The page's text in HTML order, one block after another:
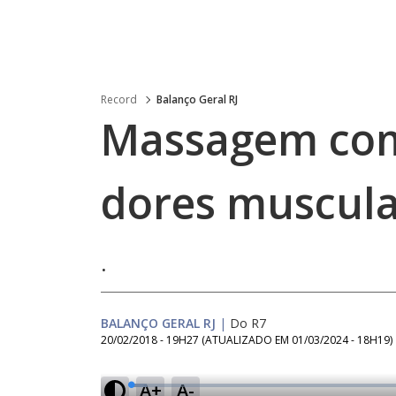
Record Balanço Geral RJ
Massagem
dores
.
BALANÇO GERAL RJ | Do R7
20/02/2018 - 19H27 (ATUALIZADO EM 01/03/2024 - 18H19)
A+ A-
L